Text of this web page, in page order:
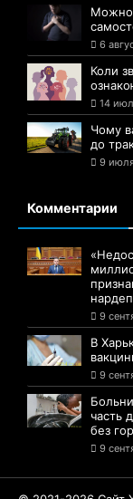
Можно
6
Коли
14
Чому
до
9
Комментарии
9
В
9
часть
без
9